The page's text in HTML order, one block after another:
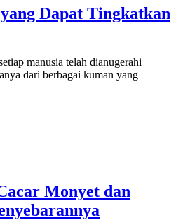
Dapat Tingkatkan
manusia telah dianugerahi
dari berbagai kuman yang
Monyet dan